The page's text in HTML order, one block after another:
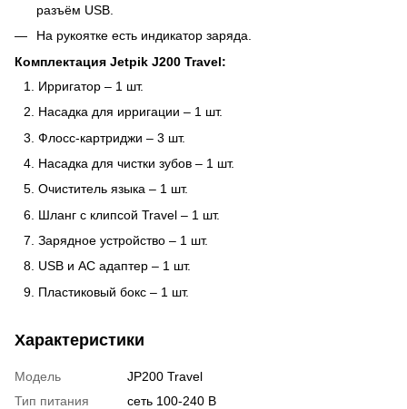
разъём USB.
На рукоятке есть индикатор заряда.
Комплектация Jetpik J200 Travel:
Ирригатор – 1 шт.
Насадка для ирригации – 1 шт.
Флосс-картриджи – 3 шт.
Насадка для чистки зубов – 1 шт.
Очиститель языка – 1 шт.
Шланг с клипсой Travel – 1 шт.
Зарядное устройство – 1 шт.
USB и AC адаптер – 1 шт.
Пластиковый бокс – 1 шт.
Характеристики
Модель
JP200 Travel
Тип питания
сеть 100-240 В